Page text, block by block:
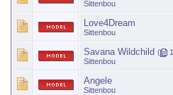
Sittenbou
Love4Dream
Sittenbou
Savana Wildchild ( 1
Sittenbou
Angele
Sittenbou